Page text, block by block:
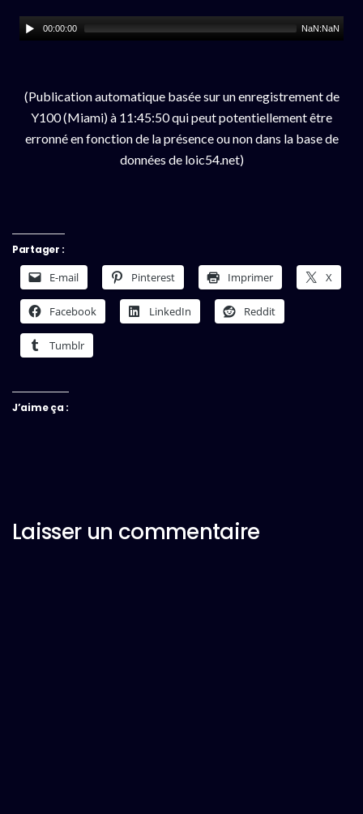
00:00:00 NaN:NaN
(Publication automatique basée sur un enregistrement de
Y100 (Miami) à 11:45:50 qui peut potentiellement être
erronné en fonction de la présence ou non dans la base de
données de loic54.net)
Partager :
E-mail Pinterest Imprimer X
Facebook LinkedIn Reddit
Tumblr
J’aime ça :
Laisser un commentaire